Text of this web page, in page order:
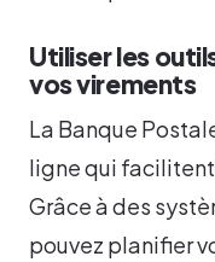
Utiliser les
vos virements
La Banque
ligne qui
Grâce à des
pouvez planifier